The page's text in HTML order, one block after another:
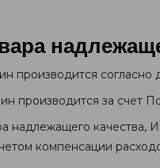
производится
производится за счет
надлежащего
компенсации